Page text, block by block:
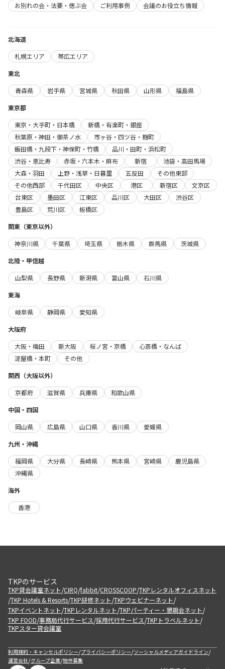
お別れの会・法要・偲ぶ会
ご利用事例 会議のお役立ち情報
北海道
札幌エリア
帯広エリア
東北
青森県
岩手県 宮城県 秋田県 山形県
福島県
東京都
東京・大手町・日本橋
新橋・有楽町・銀座
秋葉原・神田・御茶ノ水
市ヶ谷・四ツ谷・麹町
飯田橋・九段下・神保町・竹橋
品川・田町・浜松町
渋谷・恵比寿
赤坂・六本木・麻布 新宿
池袋・高田馬場
大森・羽田
上野・浅草・日暮里 五反田
その他東部
その他西部
千代田区 中央区 港区 新宿区
文京区
台東区
墨田区 江東区 品川区 大田区
渋谷区
豊島区
荒川区
板橋区
関東（東京以外）
神奈川県
千葉県 埼玉県 栃木県 群馬県
茨城県
北陸・甲信越
山梨県
長野県 新潟県 富山県
石川県
東海
岐阜県
静岡県
愛知県
大阪府
大阪・梅田
新大阪 桜ノ宮・京橋
心斎橋・なんば
淀屋橋・本町
その他
関西（大阪以外）
京都府
滋賀県 兵庫県
和歌山県
中国・四国
岡山県
広島県 山口県 香川県
愛媛県
九州・沖縄
福岡県
大分県 長崎県 熊本県 宮崎県
鹿児島県
沖縄県
海外
香港
TKPのサービス
TKP貸会議室ネット/CIRQ/fabbit/CROSSCOOP/TKPレンタルオフィスネット
/TKP Hotels & Resorts/TKP研修ネット/TKPウェビナーネット/
TKPイベントネット/TKPレンタルネット/TKPパーティー・懇親会ネット/
TKP FOOD/事務局代行サービス/採用代行サービス/TKPトラベルネット/
TKPスター貸会議室
利用規約・キャンセルポリシー/プライバシーポリシー/ソーシャルメディアガイドライン/
運営会社/グループ企業/物件募集